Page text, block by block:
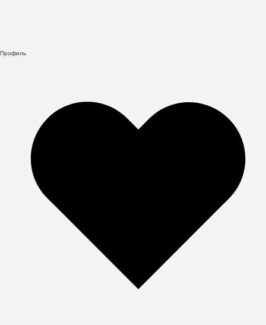
Профиль